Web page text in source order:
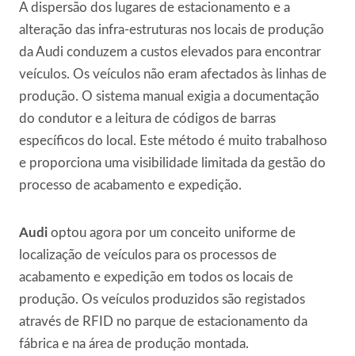
A dispersão dos lugares de estacionamento e a
alteração das infra-estruturas nos locais de produção
da Audi conduzem a custos elevados para encontrar
veículos. Os veículos não eram afectados às linhas de
produção. O sistema manual exigia a documentação
do condutor e a leitura de códigos de barras
específicos do local. Este método é muito trabalhoso
e proporciona uma visibilidade limitada da gestão do
processo de acabamento e expedição.
Audi optou agora por um conceito uniforme de
localização de veículos para os processos de
acabamento e expedição em todos os locais de
produção. Os veículos produzidos são registados
através de RFID no parque de estacionamento da
fábrica e na área de produção montada.